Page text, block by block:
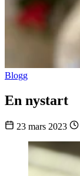
Blogg
En nystart
23 mars 2023